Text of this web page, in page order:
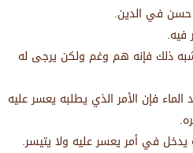
في الدين.
فيه.
ذلك فإنه هم وغم ولكن يرجى له
فإن الأمر الذي يطلبه يعسر عليه
في أمر يعسر عليه ولا يتيسر.